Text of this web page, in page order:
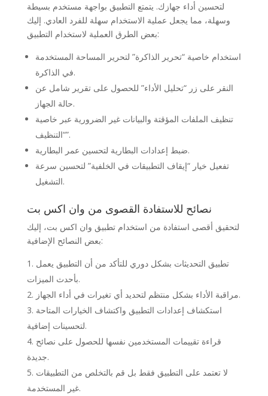
لتحسين أداء جهازك. يتمتع التطبيق بواجهة مستخدم بسيطة
وسهلة، مما يجعل عملية الاستخدام سهلة للفرد العادي. إليك
بعض الطرق العملية لاستخدام التطبيق:
استخدام خاصية “تحرير الذاكرة” لتحرير المساحة المستخدمة
في الذاكرة.
النقر على زر “تحليل الأداء” للحصول على تقرير شامل عن
حالة الجهاز.
تنظيف الملفات المؤقتة والبيانات غير الضرورية عبر خاصية
“التنظيف”.
ضبط إعدادات البطارية لتحسين عمر البطارية.
تفعيل خيار “إيقاف التطبيقات في الخلفية” لتحسين سرعة
التشغيل.
نصائح للاستفادة القصوى من وان اكس بت
لتحقيق أقصى استفادة من استخدام تطبيق وان اكس بت، إليك
بعض النصائح الإضافية:
تطبيق التحديثات بشكل دوري للتأكد من أن التطبيق يعمل
بأحدث الميزات.
مراقبة الأداء بشكل منتظم لتحديد أي تغيرات في أداء الجهاز.
استكشاف إعدادات التطبيق واكتشاف الخيارات المتاحة
لتحسينات إضافية.
قراءة تقييمات المستخدمين نفسها للحصول على نصائح
جديدة.
لا تعتمد على التطبيق فقط بل قم بالتخلص من التطبيقات
غير المستخدمة.